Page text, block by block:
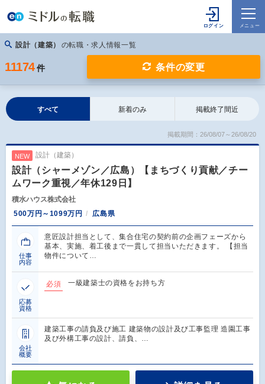
設計（建築） の転職・求人情報一覧
11174 件 条件の変更
すべて 新着のみ 掲載終了間近
掲載期間：26/08/07～26/08/20
NEW 設計（建築）
設計（シャーメゾン／広島）【まちづくり貢献／チー
ムワーク重視／年休129日】
積水ハウス株式会社
500万円～1099万円
広島県
仕事
内容
意匠設計担当として、集合住宅の契約前の企画フェーズから
基本、実施、着工後まで一貫して担当いただきます。 【担当
物件について…
応募
資格
必須 一級建築士の資格をお持ち方
会社
概要
建築工事の請負及び施工 建築物の設計及び工事監理 造園工事
及び外構工事の設計、請負、…